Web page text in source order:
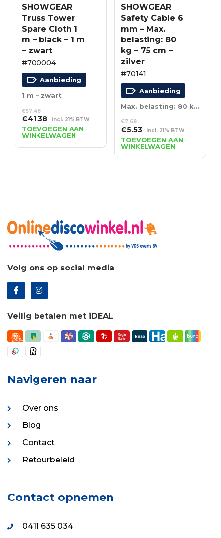
SHOWGEAR
Truss Tower
Spare Cloth 1
m – black – 1 m
– zwart
#700004
Aanbieding
1 m – zwart
€57.48
Oorspronkelijke
prijs
was:
€57.48.
€41.38Huidige
prijs
is:
€41.38.
incl. 21% BTW
TOEVOEGEN AAN
WINKELWAGEN
SHOWGEAR
Safety Cable 6
mm – Max.
belasting: 80
kg – 75 cm –
zilver
#70141
Aanbieding
Max. belasting: 80 kg – 75 cm – zilver
€7.68
Oorspronkelijke
prijs
was:
€7.68.
€5.53Huidige
prijs
is:
€5.53.
incl. 21% BTW
TOEVOEGEN AAN
WINKELWAGEN
Volg ons op social media
Veilig betalen met iDEAL
Navigeren naar
Over ons
Blog
Contact
Retourbeleid
Contact opnemen
0411 635 034